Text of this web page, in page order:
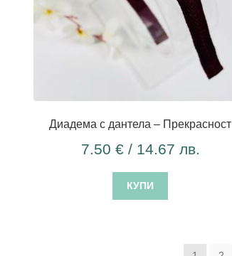
Диадема с дантела – Прекрасност
7.50 € / 14.67 лв.
КУПИ